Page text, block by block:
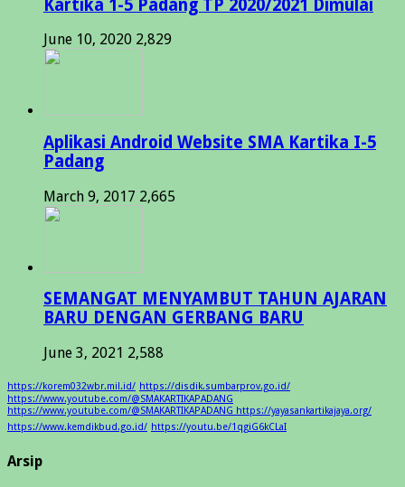
Kartika 1-5 Padang TP 2020/2021 Dimulai
June 10, 2020 2,829
Aplikasi Android Website SMA Kartika I-5
Padang
March 9, 2017 2,665
SEMANGAT MENYAMBUT TAHUN AJARAN
BARU DENGAN GERBANG BARU
June 3, 2021 2,588
https://korem032wbr.mil.id/ https://disdik.sumbarprov.go.id/
https://www.youtube.com/@SMAKARTIKAPADANG
https://www.youtube.com/@SMAKARTIKAPADANG https://yayasankartikajaya.org/
https://www.kemdikbud.go.id/ https://youtu.be/1qgiG6kCLaI
Arsip